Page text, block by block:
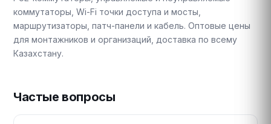
коммутаторы, Wi-Fi точки доступа и мосты,
маршрутизаторы, патч-панели и кабель. Оптовые цены
для монтажников и организаций, доставка по всему
Казахстану.
Частые вопросы